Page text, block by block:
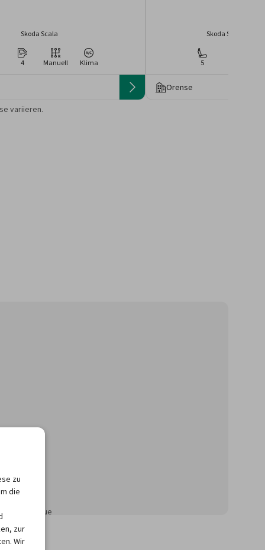
Skoda Scala
4 Manuell Klima
Skoda Scala oder
5
Orense
Preise von der
variieren.
für neue
zu
die
zur
Wir